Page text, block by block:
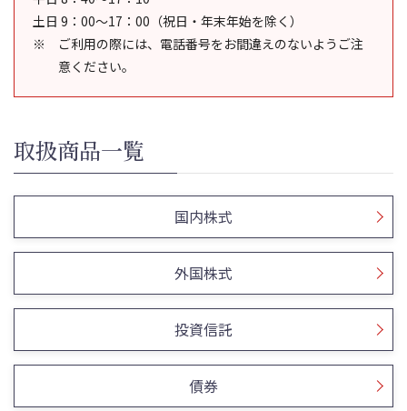
土日 9：00～17：00（祝日・年末年始を除く）
ご利用の際には、電話番号をお間違えのないようご注
意ください。
取扱商品一覧
国内株式
外国株式
投資信託
債券